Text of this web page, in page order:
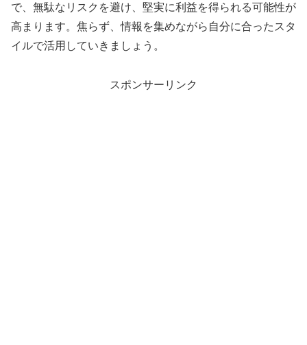
で、無駄なリスクを避け、堅実に利益を得られる可能性が
高まります。焦らず、情報を集めながら自分に合ったスタ
イルで活用していきましょう。
スポンサーリンク